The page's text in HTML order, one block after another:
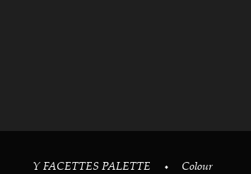
Y FACETTES PALETTE
Colour